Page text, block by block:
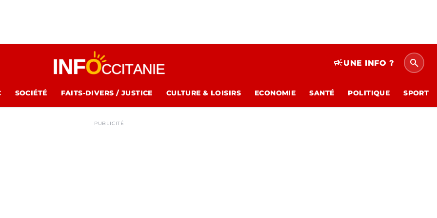
campaignUNE INFO ? search
SOCIÉTÉ FAITS-DIVERS / JUSTICE CULTURE & LOISIRS ECONOMIE SANTÉ POLITIQUE SPORT
PUBLICITÉ